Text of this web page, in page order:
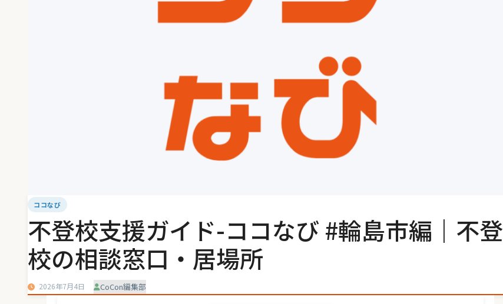
ココなび
不登校支援ガイド-ココなび #輪島市編｜不登
校の相談窓口・居場所
2026年7月4日 CoCon編集部